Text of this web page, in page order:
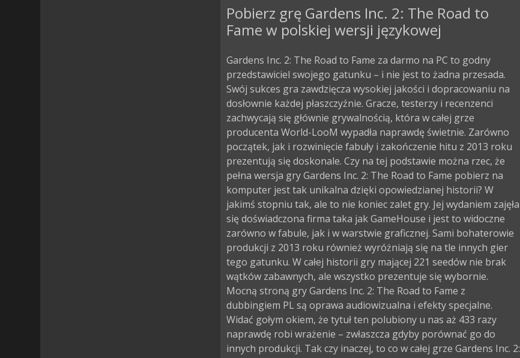
Pobierz grę Gardens Inc. 2: The Road to
Fame w polskiej wersji językowej
Gardens Inc. 2: The Road to Fame za darmo na PC to godny
przedstawiciel swojego gatunku – i nie jest to żadna przesada.
Swój sukces gra zawdzięcza wysokiej jakości i dopracowaniu na
dosłownie każdej płaszczyźnie. Gracze, testerzy i recenzenci
zachwycają się głównie grywalnością, która w całej grze
producenta World-LooM wypadła naprawdę świetnie. Zarówno
początek, jak i rozwinięcie fabuły i zakończenie hitu z 2013 roku
prezentują się doskonale. Czy na tej podstawie można rzec, że
pełna wersja gry Gardens Inc. 2: The Road to Fame pobierz na
komputer jest tak unikalna dzięki opowiedzianej historii? W
jakimś stopniu tak, ale to nie koniec zalet gry. Jej wydaniem zajęła
się doświadczona firma taka jak GameHouse i jest to widoczne
zarówno w fabule, jak i w warstwie graficznej. Sami bohaterowie
produkcji z 2013 roku również wyróżniają się na tle innych gier
tego gatunku. W całej historii gry mającej 221 seedów nie brak
wątków zabawnych, ale wszystko prezentuje się wybornie.
Mocną stroną gry Gardens Inc. 2: The Road to Fame z
dubbingiem PL są oprawa audiowizualna i efekty specjalne.
Widać gołym okiem, że tytuł ten polubiony u nas aż 433 razy
naprawdę robi wrażenie – zwłaszcza gdyby porównać go do
innych produkcji. Tak czy inaczej, to co w całej grze Gardens Inc. 2: